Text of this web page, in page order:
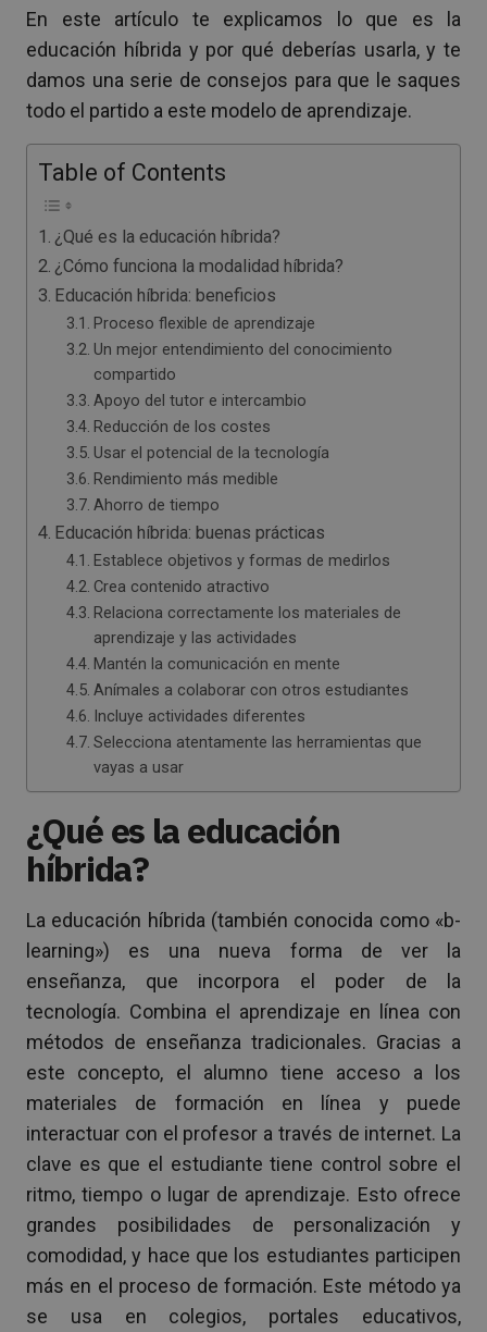
En este artículo te explicamos lo que es la
educación híbrida y por qué deberías usarla, y te
damos una serie de consejos para que le saques
todo el partido a este modelo de aprendizaje.
Table of Contents
¿Qué es la educación híbrida?
¿Cómo funciona la modalidad híbrida?
Educación híbrida: beneficios
Proceso flexible de aprendizaje
Un mejor entendimiento del conocimiento
compartido
Apoyo del tutor e intercambio
Reducción de los costes
Usar el potencial de la tecnología
Rendimiento más medible
Ahorro de tiempo
Educación híbrida: buenas prácticas
Establece objetivos y formas de medirlos
Crea contenido atractivo
Relaciona correctamente los materiales de
aprendizaje y las actividades
Mantén la comunicación en mente
Anímales a colaborar con otros estudiantes
Incluye actividades diferentes
Selecciona atentamente las herramientas que
vayas a usar
¿Qué es la educación
híbrida?
La educación híbrida (también conocida como «b-
learning») es una nueva forma de ver la
enseñanza, que incorpora el poder de la
tecnología. Combina el aprendizaje en línea con
métodos de enseñanza tradicionales. Gracias a
este concepto, el alumno tiene acceso a los
materiales de formación en línea y puede
interactuar con el profesor a través de internet. La
clave es que el estudiante tiene control sobre el
ritmo, tiempo o lugar de aprendizaje. Esto ofrece
grandes posibilidades de personalización y
comodidad, y hace que los estudiantes participen
más en el proceso de formación. Este método ya
se usa en colegios, portales educativos,